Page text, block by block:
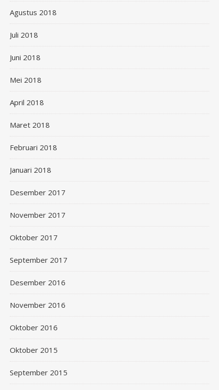
Agustus 2018
Juli 2018
Juni 2018
Mei 2018
April 2018
Maret 2018
Februari 2018
Januari 2018
Desember 2017
November 2017
Oktober 2017
September 2017
Desember 2016
November 2016
Oktober 2016
Oktober 2015
September 2015